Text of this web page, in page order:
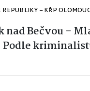
REPUBLIKY – KŘP
nad Bečvou -
Podle